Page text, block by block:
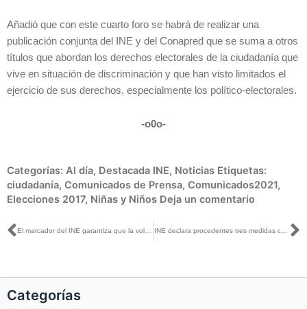
Añadió que con este cuarto foro se habrá de realizar una
publicación conjunta del INE y del Conapred que se suma a otros
títulos que abordan los derechos electorales de la ciudadanía que
vive en situación de discriminación y que han visto limitados el
ejercicio de sus derechos, especialmente los político-electorales.
-o0o-
Categorías: Al día, Destacada INE, Noticias Etiquetas:
ciudadanía, Comunicados de Prensa, Comunicados2021,
Elecciones 2017, Niñas y Niños Deja un comentario
Ant INE declara procedentes tres medidas cautelares: ordena retirar spots del PAN y de Morena, así como comentarios en Twitter contra una candidata de RSP
Categorías